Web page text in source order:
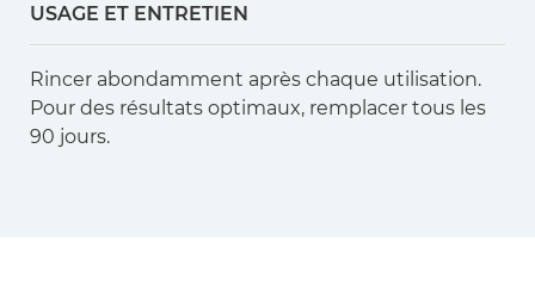
USAGE ET ENTRETIEN
Rincer abondamment après chaque utilisation.
Pour des résultats optimaux, remplacer tous les
90 jours.